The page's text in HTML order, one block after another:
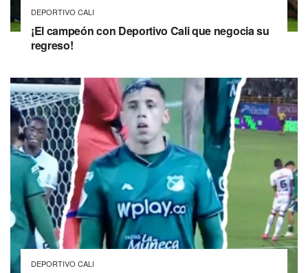
DEPORTIVO CALI
¡El campeón con Deportivo Cali que negocia su
regreso!
DEPORTIVO CALI